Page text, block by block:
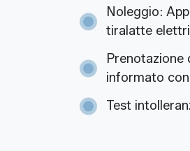
Noleggio:
tiralatte
Prenotazione
informato
Test